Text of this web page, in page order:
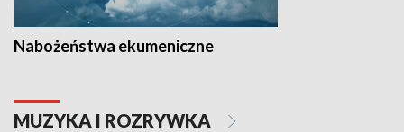
Nabożeństwa ekumeniczne
MUZYKA I ROZRYWKA